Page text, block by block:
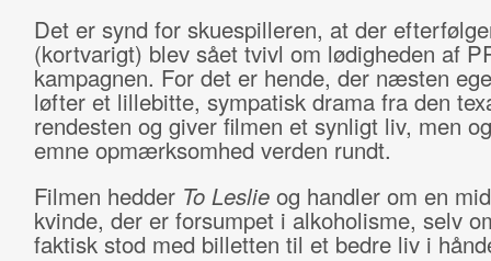
Det er synd for skuespilleren, at der
(kortvarigt) blev sået tvivl om lødigheden af
kampagnen. For det er hende, der næsten
løfter et lillebitte, sympatisk drama fra den
rendesten og giver filmen et synligt liv, men
emne opmærksomhed verden rundt.
Filmen hedder To Leslieog handler om en
kvinde, der er forsumpet i alkoholisme, selv
faktisk stod med billetten til et bedre liv i